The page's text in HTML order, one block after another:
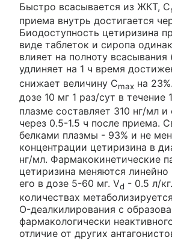
Быстро всасывается из ЖКТ, C
приема внутрь достигается
Биодоступность цетиризина
виде таблеток и сиропа
влияет на полноту всасывания
удлиняет на 1 ч время
снижает величину Cmax на
дозе 10 мг 1 раз/сут в течение
плазме составляет 310 нг/мл и
через 0.5-1.5 ч после приема.
белками плазмы - 93% и не
концентрации цетиризина в
нг/мл. Фармакокинетические
цетиризина меняются линейно
его в дозе 5-60 мг. Vd - 0.5 л/
количествах
O-деалкилирования с
фармакологически
отличие от других